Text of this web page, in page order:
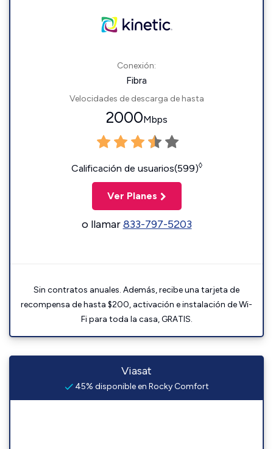
Conexión:
Fibra
Velocidades de descarga de hasta
2000Mbps
Calificación de usuarios(599)◊
Ver Planes
o llamar833-797-5203
Sin contratos anuales. Además, recibe una tarjeta de
recompensa de hasta $200, activación e instalación de Wi-
Fi para toda la casa, GRATIS.
Viasat
45% disponible en Rocky Comfort